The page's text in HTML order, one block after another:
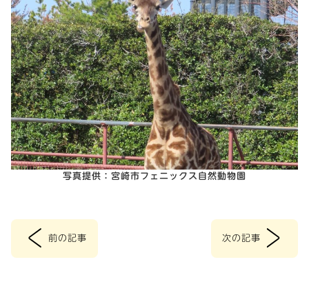
写真提供：宮崎市フェニックス自然動物園
< 前の記事 次の記事 >